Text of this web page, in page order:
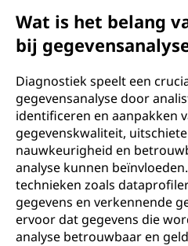
Wat is het belang
bij
Diagnostiek speelt een
gegevensanalyse door
identificeren en aanpakken
gegevenskwaliteit,
nauwkeurigheid en
analyse kunnen
technieken zoals
gegevens en verkennende
ervoor dat gegevens die
analyse betrouwbaar en